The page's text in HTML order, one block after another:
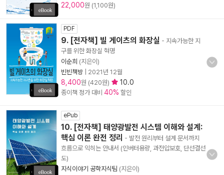
22,000원 (1,100원)
PDF
9. [전자책] 빌 게이츠의 화장실 - 지속가능한 지
구를 위한 화장실 혁명
이순희 (지은이)
빈빈책방
2021년 12월
8,400원 (420원) 10.0
종이책 정가 대비 40% 할인
ePub
10. [전자책] 태양광발전 시스템 이해와 설계:
핵심 이론 완전 정리 - 발전 원리부터 설계 문서까지
흐름으로 익히는 안내서 (인버터용량, 과전압보호, 단선결선
도)
지식이야기 공학지식팀 (지은이)